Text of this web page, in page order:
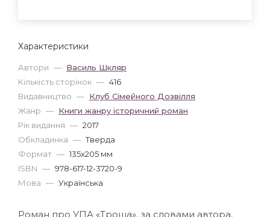
Характеристики
Автори — Василь Шкляр
Кількість сторінок — 416
Видавництво — Клуб Сімейного Дозвілля
Жанр — Книги жанру історичний роман
Рік видання — 2017
Обкладинка — Тверда
Формат — 135x205 мм
ISBN — 978-617-12-3720-9
Мова — Українська
Роман про УПА «Троща», за словами автора,